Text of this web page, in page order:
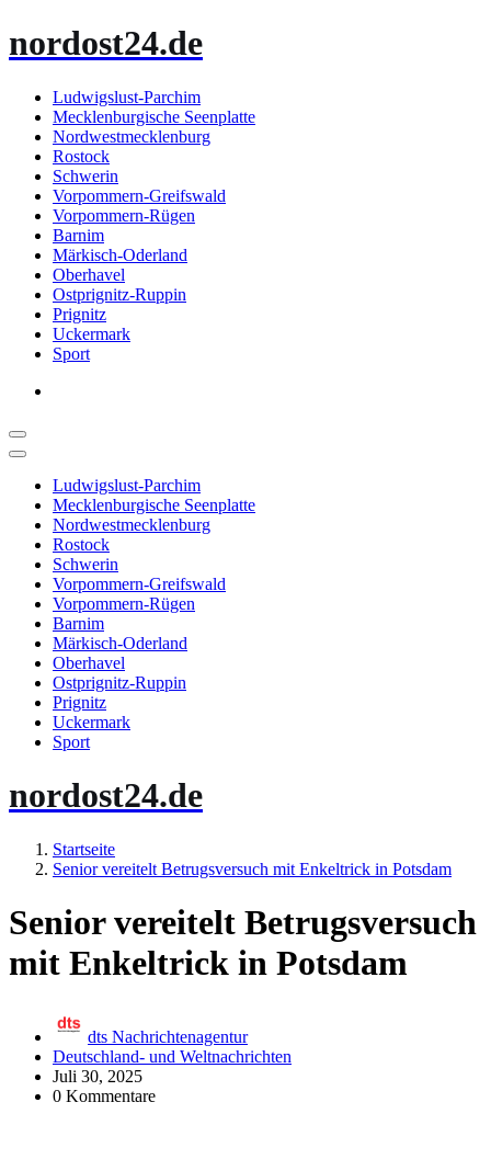
Inhalt
nordost24.de
Ludwigslust-Parchim
Mecklenburgische Seenplatte
Nordwestmecklenburg
Rostock
Schwerin
Vorpommern-Greifswald
Vorpommern-Rügen
Barnim
Märkisch-Oderland
Oberhavel
Ostprignitz-Ruppin
Prignitz
Uckermark
Sport
Ludwigslust-Parchim
Mecklenburgische Seenplatte
Nordwestmecklenburg
Rostock
Schwerin
Vorpommern-Greifswald
Vorpommern-Rügen
Barnim
Märkisch-Oderland
Oberhavel
Ostprignitz-Ruppin
Prignitz
Uckermark
Sport
nordost24.de
Startseite
Senior vereitelt Betrugsversuch mit Enkeltrick in Potsdam
Senior vereitelt Betrugsversuch
mit Enkeltrick in Potsdam
dts Nachrichtenagentur
Deutschland- und Weltnachrichten
Juli 30, 2025
0 Kommentare